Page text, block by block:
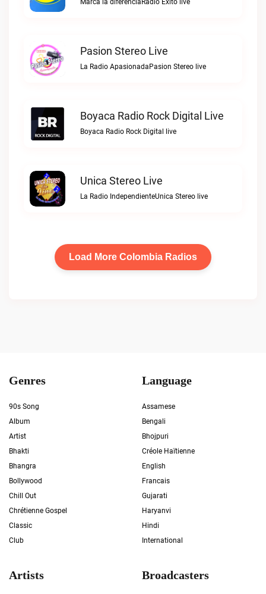
Marca la diferenciaRadio Exito live
Pasion Stereo Live
La Radio ApasionadaPasion Stereo live
Boyaca Radio Rock Digital Live
Boyaca Radio Rock Digital live
Unica Stereo Live
La Radio IndependienteUnica Stereo live
Load More Colombia Radios
Genres
90s Song
Album
Artist
Bhakti
Bhangra
Bollywood
Chill Out
Chrétienne Gospel
Classic
Club
Language
Assamese
Bengali
Bhojpuri
Créole Haïtienne
English
Francais
Gujarati
Haryanvi
Hindi
International
Artists Broadcasters